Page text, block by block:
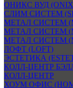
ОНИКС ВУД (ONIX
СЛИМ СИСТЕМ
МЕТАЛ СИСТЕМ
МЕТАЛ СИСТЕМ
МЕТАЛ СИСТЕМ
ЛОФТ (LOFT)
ЭСТЕТИКА
КОЛЛ-ЦЕНТР
КОЛЛ-ЦЕНТР
ХОУМ ОФИС